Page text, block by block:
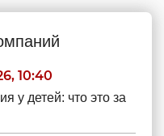
10:40
у детей: что это за